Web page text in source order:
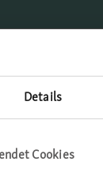
Details
Cookies